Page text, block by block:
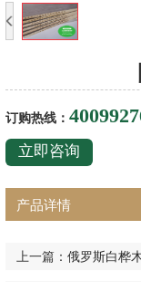
订购热线：
立即咨询
产品详情
上一篇： 俄罗斯白桦